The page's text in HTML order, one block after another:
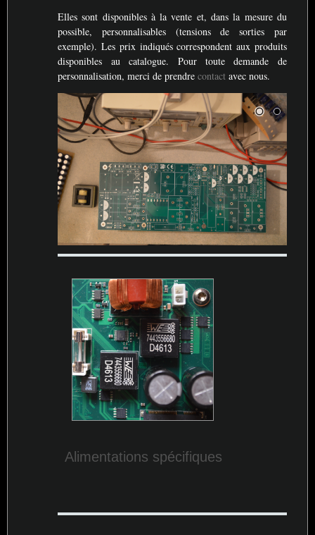
Elles sont disponibles à la vente et, dans la mesure du
possible, personnalisables (tensions de sorties par
exemple). Les prix indiqués correspondent aux produits
disponibles au catalogue. Pour toute demande de
personnalisation, merci de prendrecontact avec nous.
Alimentations spécifiques